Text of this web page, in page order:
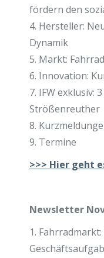
fördern den
4. Hersteller:
Dynamik
5. Markt:
6. Innovation:
7. IFW exklusiv:
Strößenreuther
8.
9. Termine
>>> Hier geht
Newsletter
1.